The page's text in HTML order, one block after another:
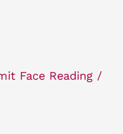
Face Reading /